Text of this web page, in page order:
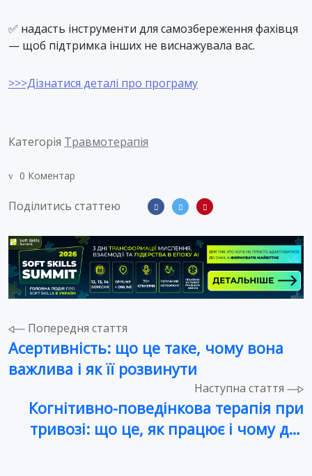
✅ надасть інструменти для самозбереження фахівця
— щоб підтримка інших не виснажувала вас.
>>>Дізнатися деталі про програму
Категорія Травмотерапія
0 Коментар
Поділитись статтею
Навігація
записів
Попередня стаття
Асертивність: що це таке, чому вона
важлива і як її розвинути
Наступна стаття
Когнітивно-поведінкова терапія при
тривозі: що це, як працює і чому дає